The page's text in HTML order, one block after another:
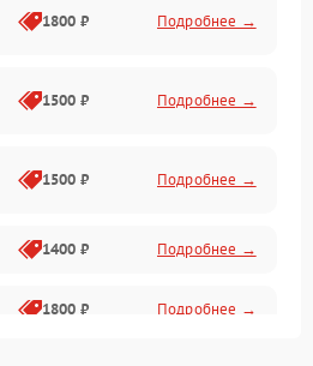
1800 ₽ Подробнее →
1500 ₽ Подробнее →
1500 ₽ Подробнее →
1400 ₽ Подробнее →
1800 ₽ Подробнее →